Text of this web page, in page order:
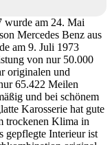
wurde am 24. Mai
Mercedes Benz aus
am 9. Juli 1973
von nur 50.000
originalen und
65.422 Meilen
und bei schönem
Karosserie hat gute
trockenen Klima in
gepflegte Interieur ist